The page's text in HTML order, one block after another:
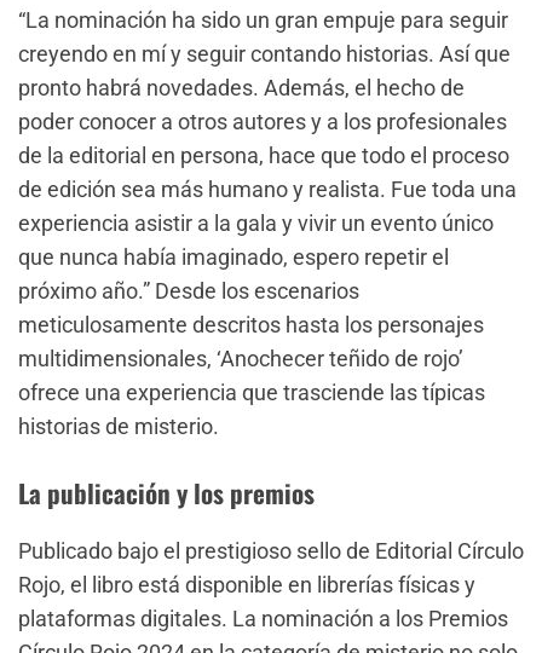
“La nominación ha sido un gran empuje para seguir
creyendo en mí y seguir contando historias. Así que
pronto habrá novedades. Además, el hecho de
poder conocer a otros autores y a los profesionales
de la editorial en persona, hace que todo el proceso
de edición sea más humano y realista. Fue toda una
experiencia asistir a la gala y vivir un evento único
que nunca había imaginado, espero repetir el
próximo año.” Desde los escenarios
meticulosamente descritos hasta los personajes
multidimensionales, ‘Anochecer teñido de rojo’
ofrece una experiencia que trasciende las típicas
historias de misterio.
La publicación y los premios
Publicado bajo el prestigioso sello de Editorial Círculo
Rojo, el libro está disponible en librerías físicas y
plataformas digitales. La nominación a los Premios